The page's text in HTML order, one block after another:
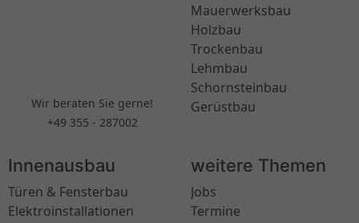
Wir beraten Sie gerne!
+49 355 - 287002
Mauerwerksbau
Holzbau
Trockenbau
Lehmbau
Schornsteinbau
Gerüstbau
Innenausbau
Türen & Fensterbau
Elektroinstallationen
weitere Themen
Jobs
Termine